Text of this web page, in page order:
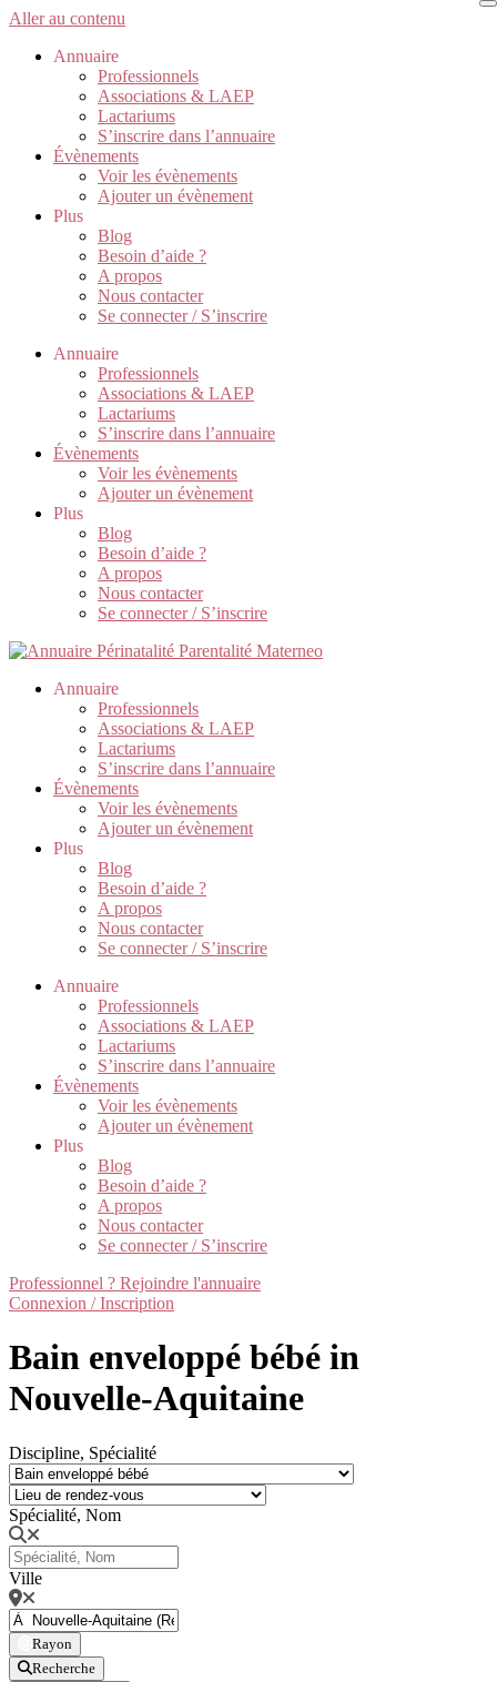
Aller au contenu
Annuaire
Professionnels
Associations & LAEP
Lactariums
S’inscrire dans l’annuaire
Évènements
Voir les évènements
Ajouter un évènement
Plus
Blog
Besoin d’aide ?
A propos
Nous contacter
Se connecter / S’inscrire
Annuaire
Professionnels
Associations & LAEP
Lactariums
S’inscrire dans l’annuaire
Évènements
Voir les évènements
Ajouter un évènement
Plus
Blog
Besoin d’aide ?
A propos
Nous contacter
Se connecter / S’inscrire
Annuaire
Professionnels
Associations & LAEP
Lactariums
S’inscrire dans l’annuaire
Évènements
Voir les évènements
Ajouter un évènement
Plus
Blog
Besoin d’aide ?
A propos
Nous contacter
Se connecter / S’inscrire
Annuaire
Professionnels
Associations & LAEP
Lactariums
S’inscrire dans l’annuaire
Évènements
Voir les évènements
Ajouter un évènement
Plus
Blog
Besoin d’aide ?
A propos
Nous contacter
Se connecter / S’inscrire
Professionnel ? Rejoindre l'annuaire
Connexion / Inscription
Bain enveloppé bébé in
Nouvelle-Aquitaine
Discipline, Spécialité
Spécialité, Nom
Ville
Rayon
Recherche